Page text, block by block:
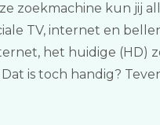
zoekmachine kun jij
TV, internet en
het huidige (HD)
is toch handig?